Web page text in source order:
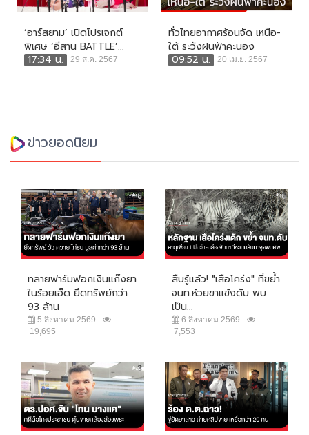
‘อาร์สยาม’ เปิดโปรเจกต์
พิเศษ ‘อีสาน BATTLE’...
17:34 น.
29 ส.ค. 2567
ทั่วไทยอากาศร้อนจัด เหนือ-
ใต้ ระวังฝนฟ้าคะนอง
09:52 น.
20 เม.ย. 2567
ข่าวยอดนิยม
ทลายฟาร์มฟอกเงินแก๊งยา
ในร้อยเอ็ด ยึดทรัพย์กว่า
93 ล้าน
5 สิงหาคม 2569
19,695
สืบรู้แล้ว! "เสือโคร่ง" ที่ขย้ำ
จนท.ห้วยขาแข้งดับ พบ
เป็น...
6 สิงหาคม 2569
7,553